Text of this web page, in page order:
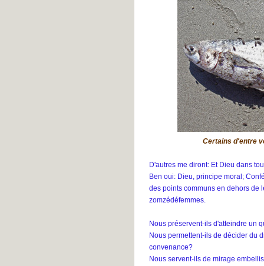
Certains d'entre
D'autres me diront: Et Dieu dans
Ben oui: Dieu, principe moral;
des points communs en dehors de
zomzédéfemmes.
Nous préservent-ils d'atteindre un
Nous permettent-ils de décider du
convenance?
Nous servent-ils de mirage